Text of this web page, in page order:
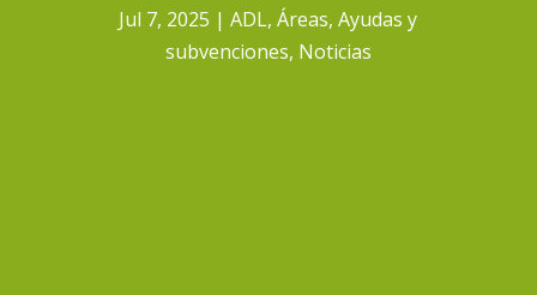
Jul 7, 2025 ADL,Áreas,Ayudas y
subvenciones, Noticias